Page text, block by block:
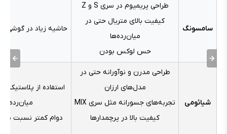
سامسونگ
طراحی پریمیوم در سری S و Z
کیفیت بالای متریال حتی در
میان‌رده‌ها
حس لوکس بودن
حاشیه زیاد در
شیائومی
طراحی مدرن و نوآورانه حتی در
مدل‌های ارزان
تجربه‌های جسورانه مثل سری MIX
کیفیت بالا در پرچمدارها
استفاده از پلاستیک
میان‌رده‌ها
دوام کمتر نسبت